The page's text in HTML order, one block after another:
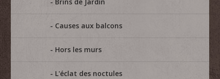
Causes aux balcons
Hors les murs
L'éclat des noctules